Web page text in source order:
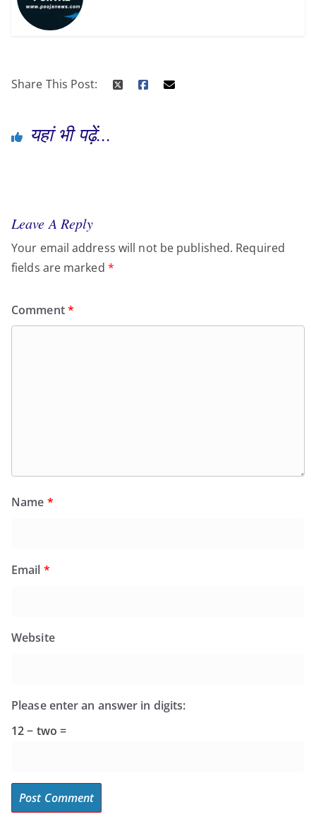
Share This Post:
यहां भी पढ़ें...
Leave A Reply
Your email address will not be published. Required
fields are marked *
Comment*
Name *
Email *
Website
Please enter an answer in digits:
12 − two =